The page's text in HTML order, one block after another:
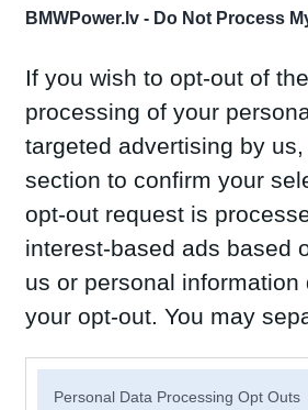
BMWPower.lv - Do Not Process
If you wish to opt-out of
processing of your
targeted advertising by
section to confirm your
opt-out request is
interest-based ads based
us or personal
your opt-out. You may
Personal Data Processing Opt Outs